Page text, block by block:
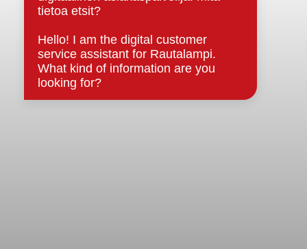
Asiakirjajulkisuuskuvaus
Evästeet
Saavutettavuusseloste
Tietosuoja
Tietosuojaselosteet